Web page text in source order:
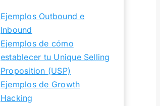
Ejemplos Outbound e
Inbound
Ejemplos de cómo
establecer tu Unique Selling
Proposition (USP)
Ejemplos de Growth
Hacking